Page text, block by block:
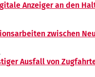
Anzeiger an den
zwischen
Ausfall von